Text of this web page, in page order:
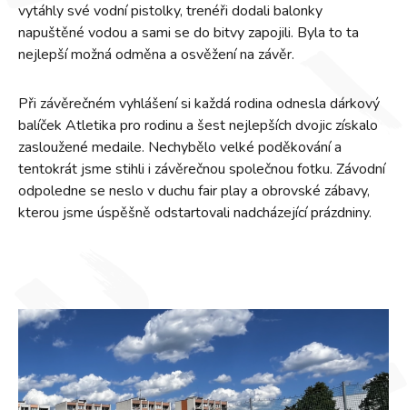
vytáhly své vodní pistolky, trenéři dodali balonky
napuštěné vodou a sami se do bitvy zapojili. Byla to ta
nejlepší možná odměna a osvěžení na závěr.
Při závěrečném vyhlášení si každá rodina odnesla dárkový
balíček Atletika pro rodinu a šest nejlepších dvojic získalo
zasloužené medaile. Nechybělo velké poděkování a
tentokrát jsme stihli i závěrečnou společnou fotku. Závodní
odpoledne se neslo v duchu fair play a obrovské zábavy,
kterou jsme úspěšně odstartovali nadcházející prázdniny.